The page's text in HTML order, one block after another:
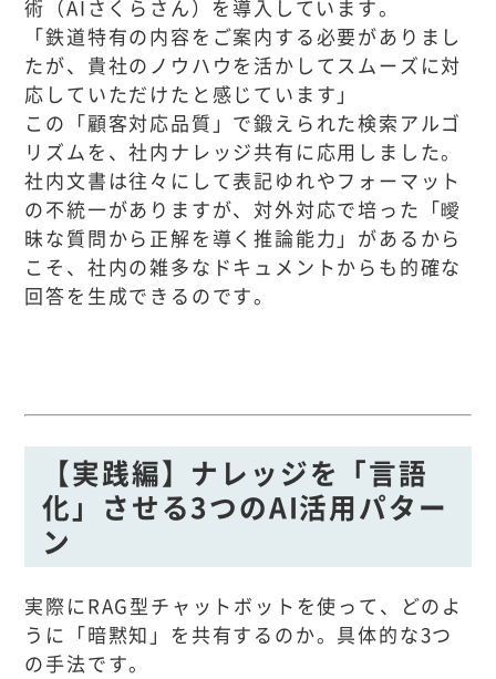
術（AIさくらさん）を導入しています。
「鉄道特有の内容をご案内する必要がありまし
たが、貴社のノウハウを活かしてスムーズに対
応していただけたと感じています」
この「顧客対応品質」で鍛えられた検索アルゴ
リズムを、社内ナレッジ共有に応用しました。
社内文書は往々にして表記ゆれやフォーマット
の不統一がありますが、対外対応で培った「曖
昧な質問から正解を導く推論能力」があるから
こそ、社内の雑多なドキュメントからも的確な
回答を生成できるのです。
【実践編】ナレッジを「言語
化」させる3つのAI活用パター
ン
実際にRAG型チャットボットを使って、どのよ
うに「暗黙知」を共有するのか。具体的な3つ
の手法です。